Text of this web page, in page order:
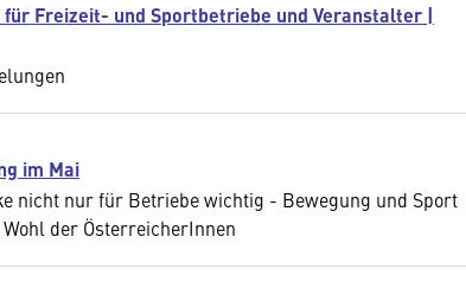
Freizeit- und Sportbetriebe und Veranstalter |
im Mai
nicht nur für Betriebe wichtig - Bewegung und Sport
der ÖsterreicherInnen